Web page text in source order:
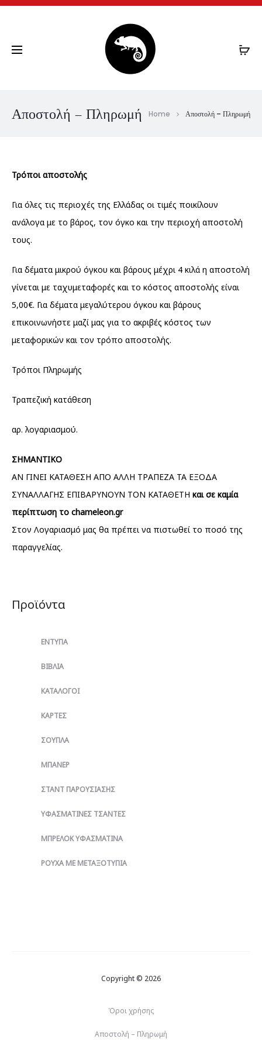
Αποστολή – Πληρωμή Home Αποστολή – Πληρωμή
Τρόποι αποστολής
Για όλες τις περιοχές της Ελλάδας οι τιμές ποικίλουν
ανάλογα με το βάρος, τον όγκο και την περιοχή αποστολή
τους.
Για δέματα μικρού όγκου και βάρους μέχρι 4 κιλά η αποστολή
γίνεται με ταχυμεταφορές και το κόστος αποστολής είναι
5,00€. Για δέματα μεγαλύτερου όγκου και βάρους
επικοινωνήστε μαζί μας για το ακριβές κόστος των
μεταφορικών και τον τρόπο αποστολής.
Τρόποι Πληρωμής
Τραπεζική κατάθεση
αρ. λογαριασμού.
ΣΗΜΑΝΤΙΚΟ
AΝ ΓΙΝΕΙ ΚΑΤΑΘΕΣΗ ΑΠΟ ΑΛΛΗ ΤΡΑΠΕΖΑ ΤΑ ΕΞΟΔΑ
ΣΥΝΑΛΛΑΓΗΣ ΕΠΙΒΑΡΥΝΟΥΝ ΤΟΝ ΚΑΤΑΘΕΤΗ και σε καμία
περίπτωση το chameleon.gr
Στον Λογαριασμό μας θα πρέπει να πιστωθεί το ποσό της
παραγγελίας.
Προϊόντα
ΈΝΤΥΠΑ
ΒΙΒΛΊΑ
ΚΑΤΆΛΟΓΟΙ
ΚΆΡΤΕΣ
ΣΟΥΠΛΆ
ΜΠΆΝΕΡ
ΣΤΑΝΤ ΠΑΡΟΥΣΊΑΣΗΣ
ΥΦΑΣΜΆΤΙΝΕΣ ΤΣΆΝΤΕΣ
ΜΠΡΕΛΌΚ ΥΦΑΣΜΆΤΙΝΑ
ΡΟΎΧΑ ΜΕ ΜΕΤΑΞΟΤΥΠΊΑ
Copyright © 2026
Όροι χρήσης
Αποστολή – Πληρωμή